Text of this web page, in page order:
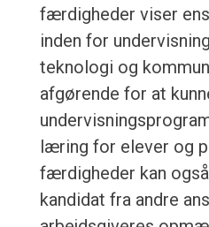
færdigheder viser
inden for
teknologi og
afgørende for at
læring for elever og
færdigheder kan
kandidat fra andre